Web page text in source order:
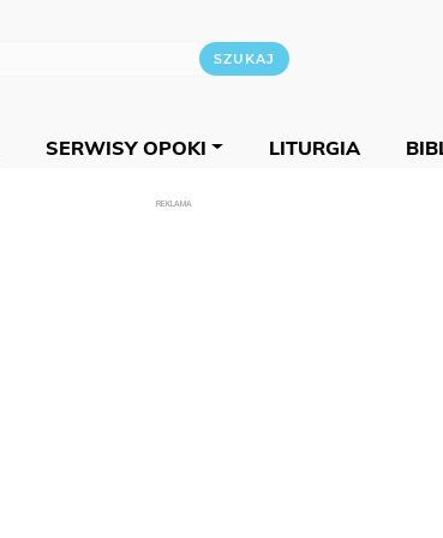
SERWISY OPOKI LITURGIA
REKLAMA